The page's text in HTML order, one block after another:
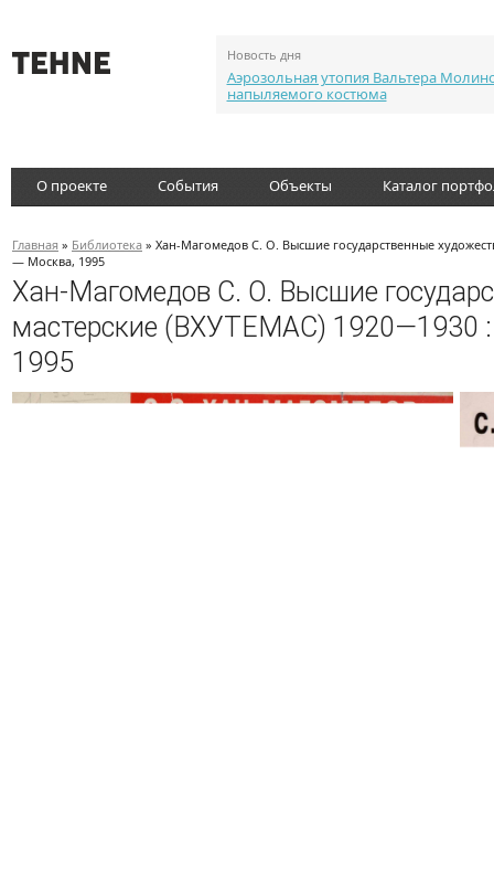
Новость дня
Аэрозольная утопия Вальтера
напыляемого костюма
О проекте События Объекты Каталог
Главная » Библиотека » Хан-Магомедов С. О. Высшие государственные
— Москва, 1995
Хан-Магомедов С. О. Высшие
мастерские (ВХУТЕМАС) 1920—1930
1995